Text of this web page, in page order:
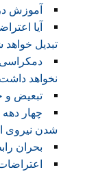
آموزش
آیا
تبدیل
دمکراسی
نخواهد داشت
تبعیض و
چهار دهه
شدن نیروی
بحران